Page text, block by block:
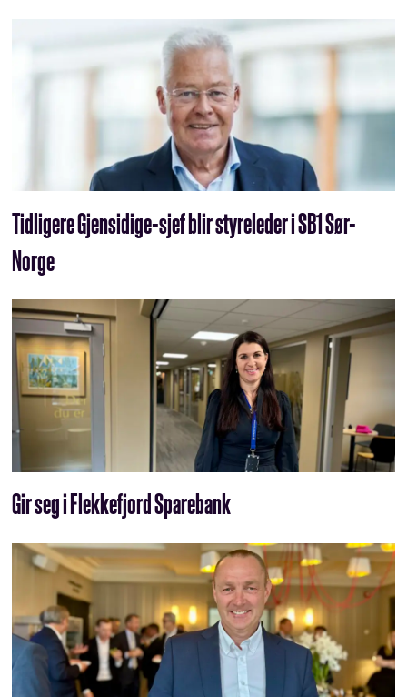
Tidligere Gjensidige-sjef blir styreleder i SB1 Sør-
Norge
Gir seg i Flekkefjord Sparebank